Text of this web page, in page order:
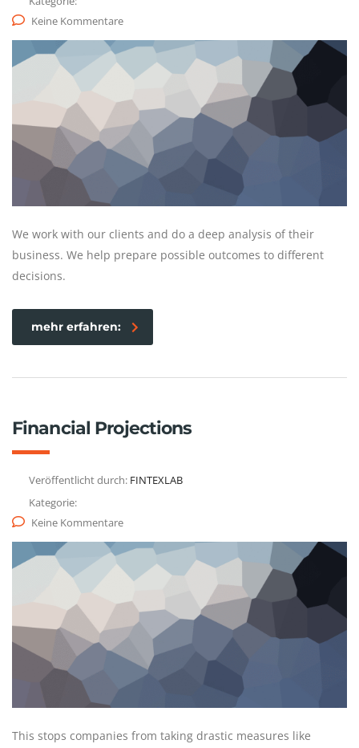
Keine Kommentare
We work with our clients and do a deep analysis of their
business. We help prepare possible outcomes to different
decisions.
mehr erfahren:
Financial Projections
Veröffentlicht durch: FINTEXLAB
Kategorie:
Keine Kommentare
This stops companies from taking drastic measures like